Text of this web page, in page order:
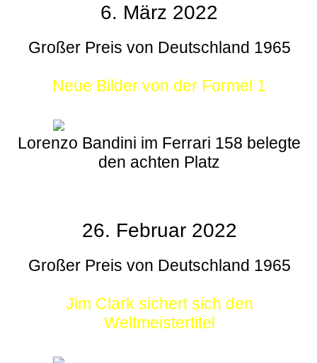
6. März 2022
Großer Preis von Deutschland 1965
Neue Bilder von der Formel 1
Lorenzo Bandini im Ferrari 158 belegte
den achten Platz
26. Februar 2022
Großer Preis von Deutschland 1965
Jim Clark sichert sich den
Weltmeistertitel